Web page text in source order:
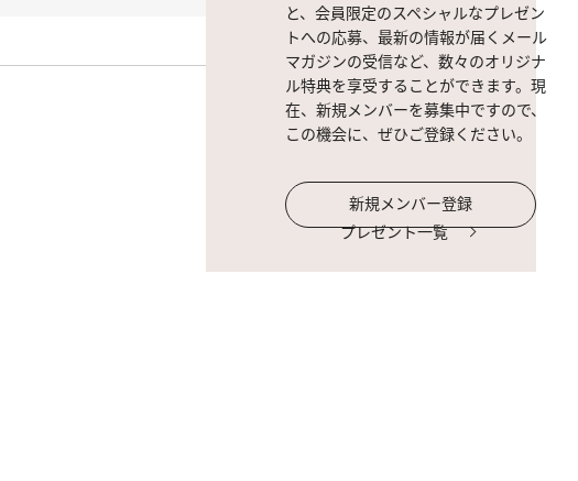
と、会員限定のスペシャルなプレゼン
トへの応募、最新の情報が届くメール
マガジンの受信など、数々のオリジナ
ル特典を享受することができます。現
在、新規メンバーを募集中ですので、
この機会に、ぜひご登録ください。
新規メンバー登録
プレゼント一覧